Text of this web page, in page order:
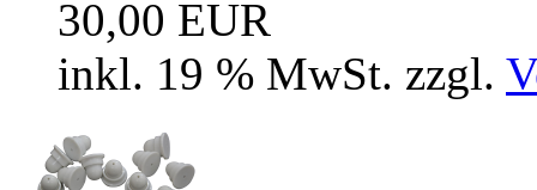
30,00 EUR
inkl. 19 % MwSt. zzgl.